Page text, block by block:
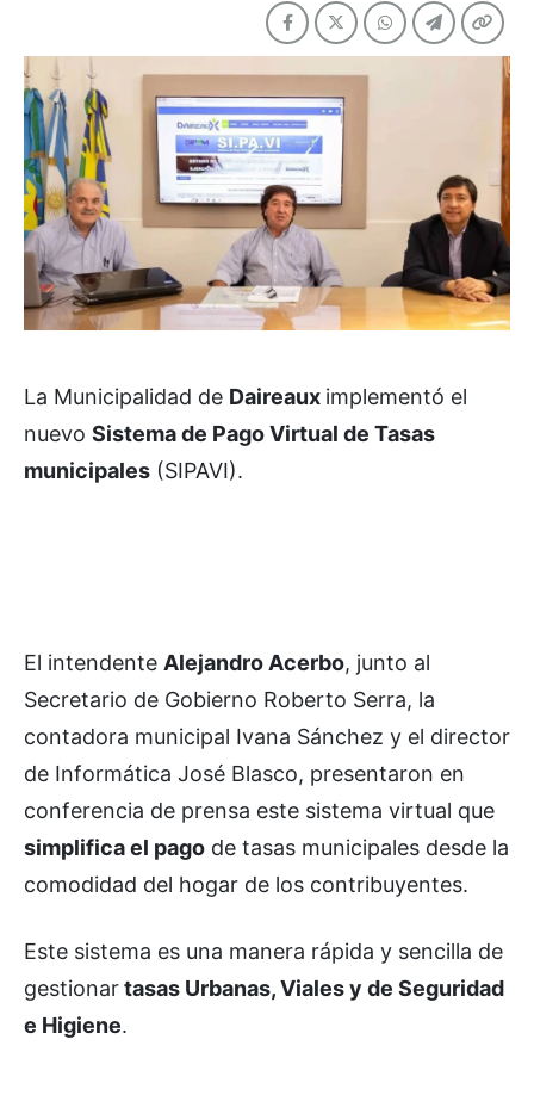
La Municipalidad de Daireaux implementó el
nuevo Sistema de Pago Virtual de Tasas
municipales (SIPAVI).
El intendente Alejandro Acerbo, junto al
Secretario de Gobierno Roberto Serra, la
contadora municipal Ivana Sánchez y el director
de Informática José Blasco, presentaron en
conferencia de prensa este sistema virtual que
simplifica el pago de tasas municipales desde la
comodidad del hogar de los contribuyentes.
Este sistema es una manera rápida y sencilla de
gestionartasas Urbanas, Viales y de Seguridad
e Higiene.